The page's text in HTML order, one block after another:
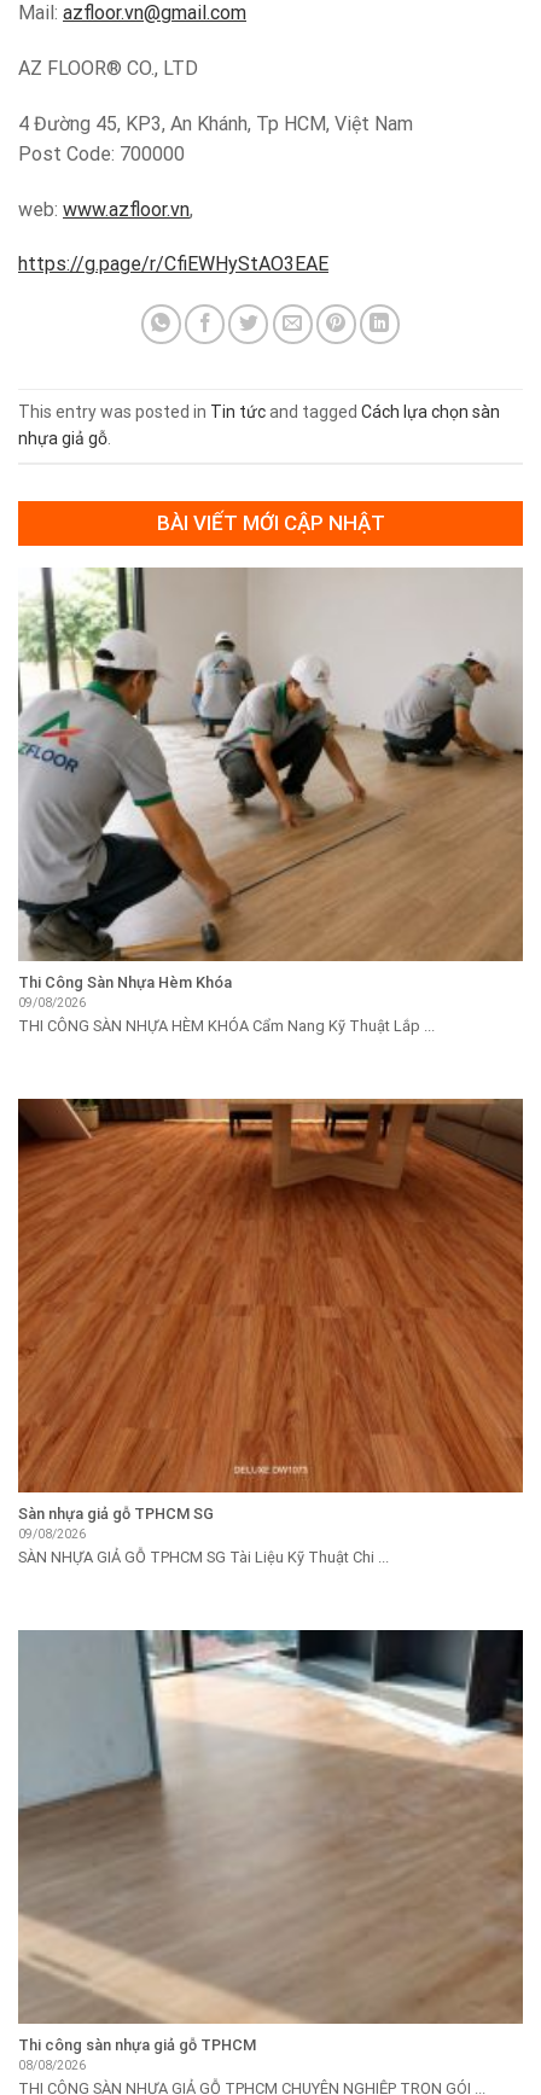
Mail: azfloor.vn@gmail.com
AZ FLOOR® CO., LTD
4 Đường 45, KP3, An Khánh, Tp HCM, Việt Nam
Post Code: 700000
web: www.azfloor.vn,
https://g.page/r/CfiEWHyStAO3EAE
This entry was posted in Tin tứcand tagged Cách lựa chọn sàn
nhựa giả gỗ.
BÀI VIẾT MỚI CẬP NHẬT
Thi Công Sàn Nhựa Hèm Khóa
09/08/2026
THI CÔNG SÀN NHỰA HÈM KHÓA Cẩm Nang Kỹ Thuật Lắp ...
Sàn nhựa giả gỗ TPHCM SG
09/08/2026
SÀN NHỰA GIẢ GỖ TPHCM SG Tài Liệu Kỹ Thuật Chi ...
Thi công sàn nhựa giả gỗ TPHCM
08/08/2026
THI CÔNG SÀN NHỰA GIẢ GỖ TPHCM CHUYÊN NGHIỆP TRỌN GÓI ...